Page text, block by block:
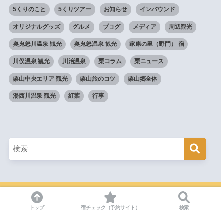
5くりのこと 5くりツアー お知らせ インバウンド
オリジナルグッズ グルメ ブログ メディア 周辺観光
奥鬼怒川温泉 観光 奥鬼怒温泉 観光 家康の里（野門） 宿
川俣温泉 観光 川治温泉 栗コラム 栗ニュース
栗山中央エリア 観光 栗山旅のコツ 栗山郷全体
湯西川温泉 観光 紅葉 行事
HOME
トップ 宿チェック（予約サイト） 検索